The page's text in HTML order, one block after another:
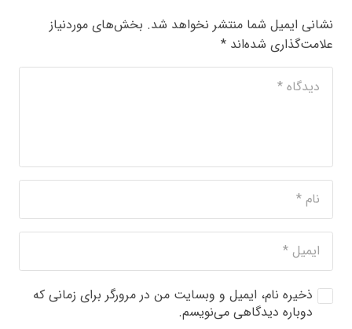
نشانی ایمیل شما منتشر نخواهد شد. بخش‌های موردنیاز
علامت‌گذاری شده‌اند *
ذخیره نام، ایمیل و وبسایت من در مرورگر برای زمانی که
دوباره دیدگاهی می‌نویسم.